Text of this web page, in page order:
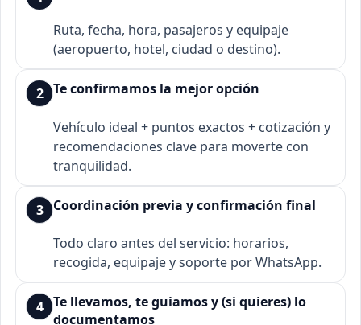
Ruta, fecha, hora, pasajeros y equipaje
(aeropuerto, hotel, ciudad o destino).
2 Te confirmamos la mejor opción
Vehículo ideal + puntos exactos + cotización y
recomendaciones clave para moverte con
tranquilidad.
3 Coordinación previa y confirmación final
Todo claro antes del servicio: horarios,
recogida, equipaje y soporte por WhatsApp.
4 Te llevamos, te guiamos y (si quieres) lo
documentamos